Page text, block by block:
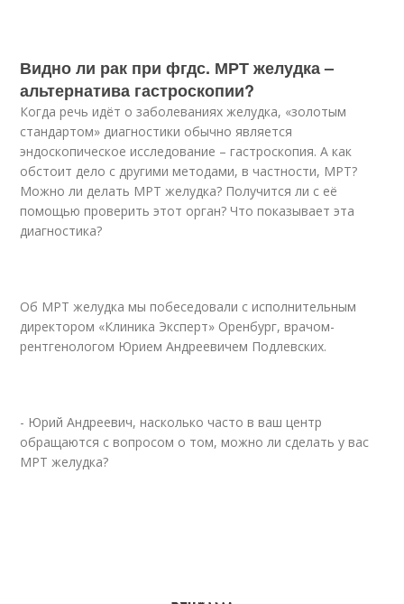
Видно ли рак при фгдс. МРТ желудка –
альтернатива гастроскопии?
Когда речь идёт о заболеваниях желудка, «золотым
стандартом» диагностики обычно является
эндоскопическое исследование – гастроскопия. А как
обстоит дело с другими методами, в частности, МРТ?
Можно ли делать МРТ желудка? Получится ли с её
помощью проверить этот орган? Что показывает эта
диагностика?
Об МРТ желудка мы побеседовали с исполнительным
директором «Клиника Эксперт» Оренбург, врачом-
рентгенологом Юрием Андреевичем Подлевских.
- Юрий Андреевич, насколько часто в ваш центр
обращаются с вопросом о том, можно ли сделать у вас
МРТ желудка?